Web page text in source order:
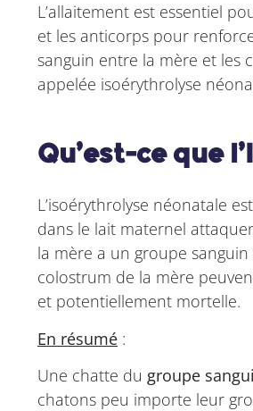
L’allaitement est essentiel
et les anticorps pour
sanguin entre la mère et les
appelée isoérythrolyse
Qu’est-ce que
L’isoérythrolyse néonatale
dans le lait maternel
la mère a un groupe
colostrum de la mère
et potentiellement mortelle.
En résumé :
Une chatte du groupe
chatons peu importe leur